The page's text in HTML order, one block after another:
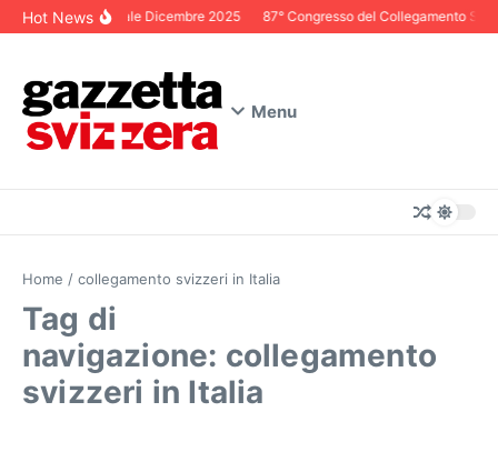
Salta al contenuto
Hot NewsEditoriale Dicembre 2025 87° Congresso del Collegamento
Menu
Home / collegamento svizzeri in Italia
Tag di
navigazione: collegamento
svizzeri in Italia